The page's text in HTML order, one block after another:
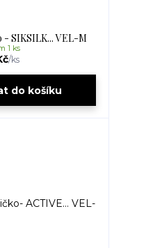
SIKSILK... VEL-M
/ks
1 ks
do košíku